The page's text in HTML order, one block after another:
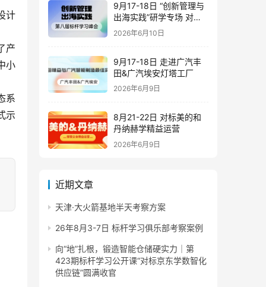
计
产
小
系
示
9月17-18日 “创新管理与
出海实践”研学专场 对标
潍柴&豪迈&海尔&歌尔
2026年6月10日
9月17-18日 走进广汽丰
田&广汽埃安灯塔工厂
2026年6月9日
8月21-22日 对标美的和
丹纳赫学精益运营
2026年6月9日
近期文章
天津·大火箭基地半天考察方案
26年8月3-7日 标杆学习俱乐部考察案例
向“地”扎根，锻造智能仓储硬实力｜第
423期标杆学习公开课“对标京东学数智化
供应链”圆满收官